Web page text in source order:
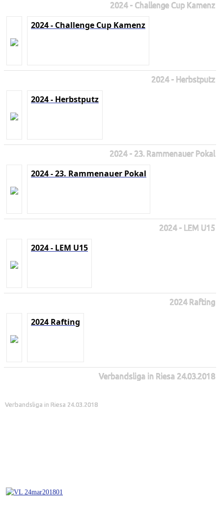
2024 - Challenge Cup Kamenz
2024 - Challenge Cup Kamenz
2024 - Herbstputz
2024 - Herbstputz
2024 - 23. Rammenauer Pokal
2024 - 23. Rammenauer Pokal
2024 - LEM U15
2024 - LEM U15
2024 Rafting
2024 Rafting
Verbandsliga in Riesa 24.03.2018
Verbandsliga in Riesa 24.03.2018